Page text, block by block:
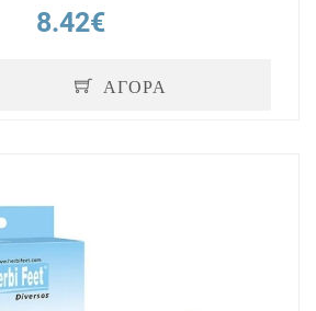
8.42€
ΑΓΟΡΑ